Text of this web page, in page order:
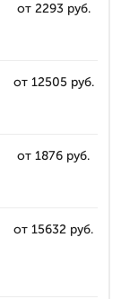
от 2293 руб.
от 12505 руб.
от 1876 руб.
от 15632 руб.